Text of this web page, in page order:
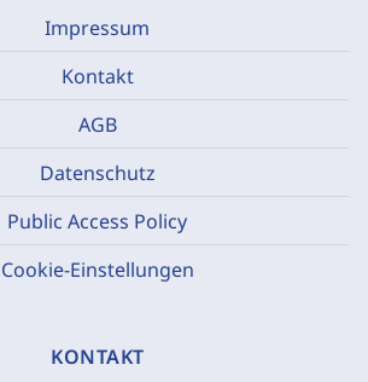
Impressum
Kontakt
AGB
Datenschutz
Public Access Policy
Cookie-Einstellungen
KONTAKT